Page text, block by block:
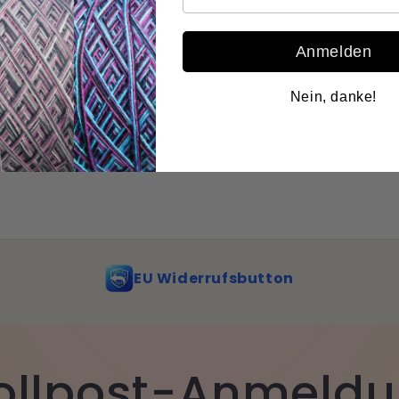
EU Widerrufsbutton
Anmelden
Nein, danke!